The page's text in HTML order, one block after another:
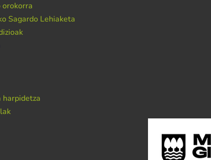
orokorra
Sagardo Lehiaketa